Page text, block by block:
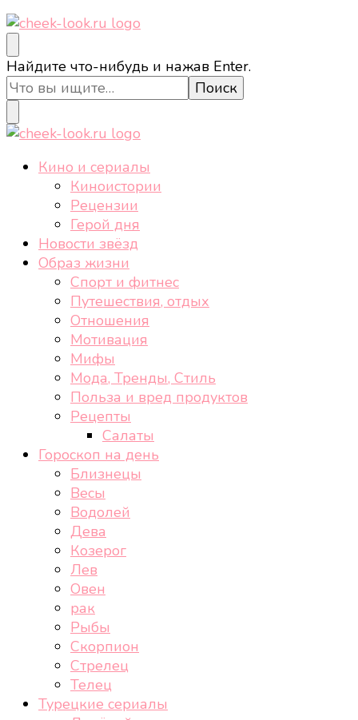
cheek-look.ru
Женский сайт о звездах и кино, а также трендах,
здоровом образе жизни, спорте, стиле, отдыхе и
еде.
Ищите
что-
то?
Найдите что-нибудь и нажав Enter.
cheek-look.ru
Женский сайт о звездах и кино, а также трендах,
здоровом образе жизни, спорте, стиле, отдыхе и
Кино и сериалы
Киноистории
Рецензии
Герой дня
Новости звёзд
Образ жизни
Спорт и фитнес
Путешествия, отдых
Отношения
Мотивация
Мифы
Мода, Тренды, Стиль
Польза и вред продуктов
Рецепты
Салаты
Гороскоп на день
Близнецы
Весы
Водолей
Дева
Козерог
Лев
Овен
рак
Рыбы
Скорпион
Стрелец
Телец
Турецкие сериалы